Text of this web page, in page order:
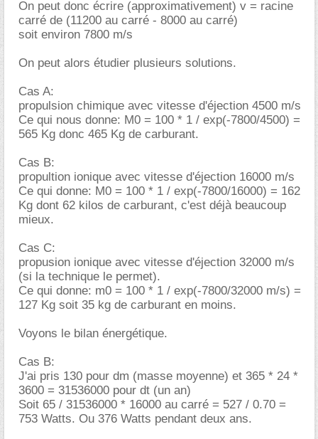
On peut donc écrire (approximativement) v = racine
carré de (11200 au carré - 8000 au carré)
soit environ 7800 m/s
On peut alors étudier plusieurs solutions.
Cas A:
propulsion chimique avec vitesse d'éjection 4500 m/s
Ce qui nous donne: M0 = 100 * 1 / exp(-7800/4500) =
565 Kg donc 465 Kg de carburant.
Cas B:
propultion ionique avec vitesse d'éjection 16000 m/s
Ce qui donne: M0 = 100 * 1 / exp(-7800/16000) = 162
Kg dont 62 kilos de carburant, c'est déjà beaucoup
mieux.
Cas C:
propusion ionique avec vitesse d'éjection 32000 m/s
(si la technique le permet).
Ce qui donne: m0 = 100 * 1 / exp(-7800/32000 m/s) =
127 Kg soit 35 kg de carburant en moins.
Voyons le bilan énergétique.
Cas B:
J'ai pris 130 pour dm (masse moyenne) et 365 * 24 *
3600 = 31536000 pour dt (un an)
Soit 65 / 31536000 * 16000 au carré = 527 / 0.70 =
753 Watts. Ou 376 Watts pendant deux ans.